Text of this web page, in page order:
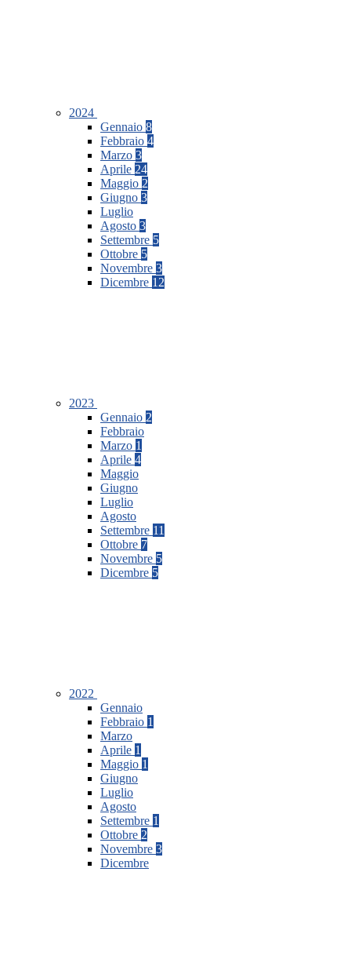
2024
Gennaio 8
Febbraio 4
Marzo 3
Aprile 24
Maggio 2
Giugno 3
Luglio
Agosto 3
Settembre 5
Ottobre 5
Novembre 3
Dicembre 12
2023
Gennaio 2
Febbraio
Marzo 1
Aprile 4
Maggio
Giugno
Luglio
Agosto
Settembre 11
Ottobre 7
Novembre 5
Dicembre 5
2022
Gennaio
Febbraio 1
Marzo
Aprile 1
Maggio 1
Giugno
Luglio
Agosto
Settembre 1
Ottobre 2
Novembre 3
Dicembre